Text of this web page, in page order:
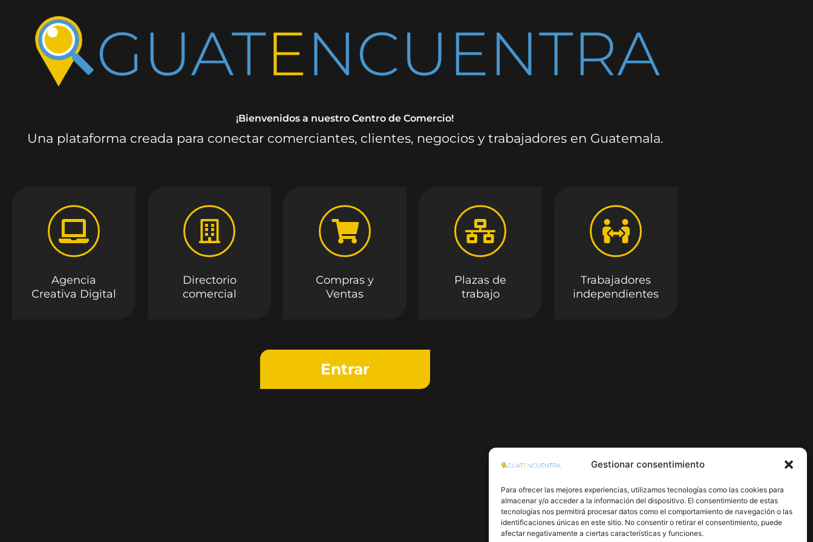
Gestionar consentimiento
Para ofrecer las mejores experiencias, utilizamos tecnologías como las cookies para
almacenar y/o acceder a la información del dispositivo. El consentimiento de estas
tecnologías nos permitirá procesar datos como el comportamiento de navegación o las
identificaciones únicas en este sitio. No consentir o retirar el consentimiento, puede
afectar negativamente a ciertas características y funciones.
¡Bienvenidos a nuestro Centro de Comercio!
Una plataforma creada para conectar comerciantes, clientes, negocios y trabajadores en Guatemala.
Agencia
Creativa Digital
Directorio
comercial
Compras y
Ventas
Plazas de
trabajo
Trabajadores
independientes
Entrar